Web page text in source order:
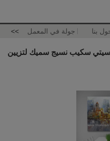
بنا جولة في المعمل >>
سيتي سكيب نسيج سميك لتزيين